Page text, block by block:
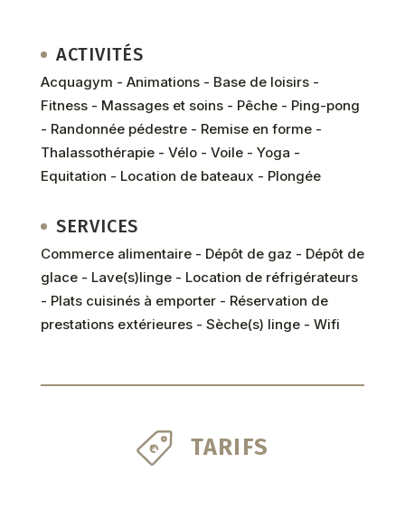
ACTIVITÉS
Acquagym - Animations - Base de loisirs -
Fitness - Massages et soins - Pêche - Ping-pong
- Randonnée pédestre - Remise en forme -
Thalassothérapie - Vélo - Voile - Yoga -
Equitation - Location de bateaux - Plongée
SERVICES
Commerce alimentaire - Dépôt de gaz - Dépôt de
glace - Lave(s)linge - Location de réfrigérateurs
- Plats cuisinés à emporter - Réservation de
prestations extérieures - Sèche(s) linge - Wifi
TARIFS